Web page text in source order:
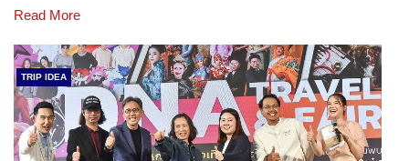
Read More
TRIP IDEA